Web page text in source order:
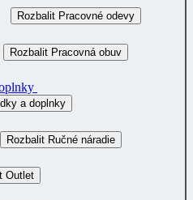
Rozbalit Pracovné odevy
Rozbalit Pracovná obuv
a doplnky
Rozbalit Ručné náradie
Outlet